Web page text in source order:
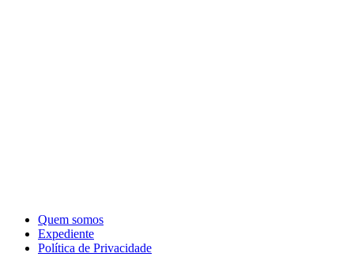
Quem somos
Expediente
Política de Privacidade